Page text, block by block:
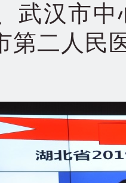
武汉市
第二人民